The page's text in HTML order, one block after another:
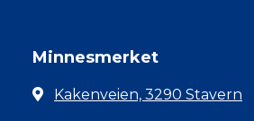
Minnesmerket
Kakenveien, 3290 Stavern